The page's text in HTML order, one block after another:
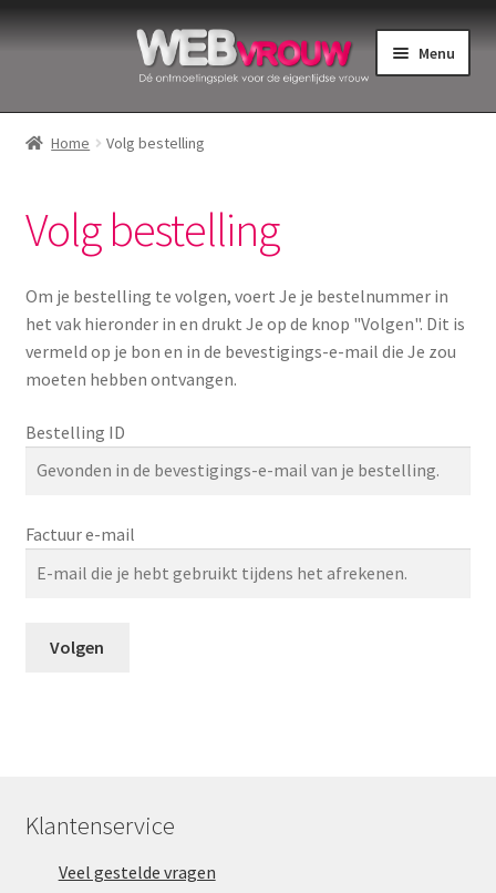
Ga
Ga
Menu
Home
Intiemverzorging
Menstruatiedisks
Menstruatiecups
Menstruatiepijn
Menstruatiesponsjes
Seksualiteit
Tampons
Wasbaar maandverband
Wasbare zoogcompressen
Home Volg bestelling
Volg bestelling
Om je bestelling te volgen, voert Je je bestelnummer in
het vak hieronder in en drukt Je op de knop "Volgen". Dit is
vermeld op je bon en in de bevestigings-e-mail die Je zou
moeten hebben ontvangen.
Bestelling ID
Factuur e-mail
Volgen
Klantenservice
Veel gestelde vragen